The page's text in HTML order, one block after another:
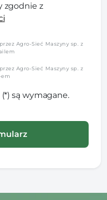
zgodnie z
Agro-Sieć Maszyny sp. z
Agro-Sieć Maszyny sp. z
są wymagane.